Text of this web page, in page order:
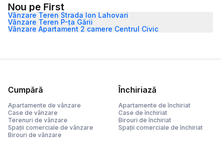
Nou pe First
Vânzare Teren Strada Ion Lahovari
Vânzare Teren P-ța Gării
Vânzare Apartament 2 camere Centrul Civic
Cumpără
Apartamente de vânzare
Case de vânzare
Terenuri de vânzare
Spații comerciale de vânzare
Birouri de vânzare
Închiriază
Apartamente de închiriat
Case de închiriat
Birouri de închiriat
Spații comerciale de închiriat